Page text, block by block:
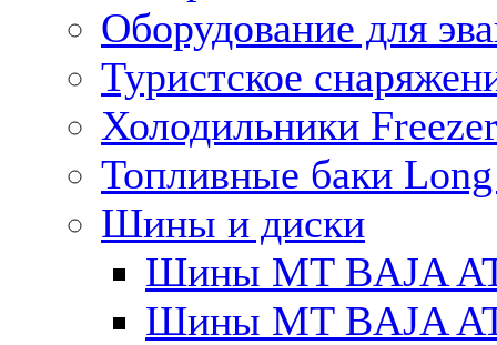
Оборудование для
Туристское
Холодильники
Топливные баки
Шины и диски
Шины MT BAJA
Шины MT BAJA